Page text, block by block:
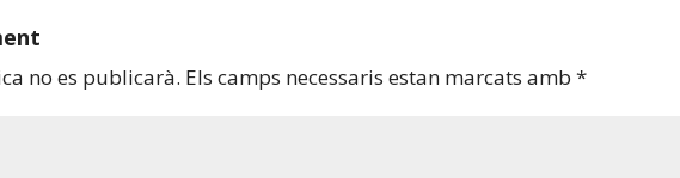
no es publicarà. Els camps necessaris estan marcats amb*